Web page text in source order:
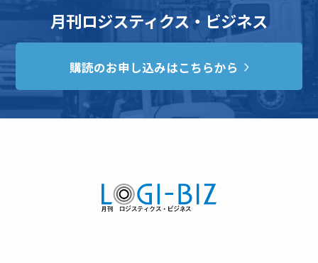
月刊ロジスティクス・ビジネス
購読のお申し込みはこちらから